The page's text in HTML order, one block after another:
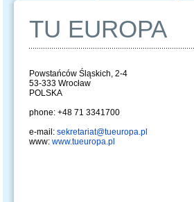
TU EUROPA
Powstańców Śląskich, 2-4
53-333 Wrocław
POLSKA
phone: +48 71 3341700
e-mail: sekretariat@tueuropa.pl
www: www.tueuropa.pl